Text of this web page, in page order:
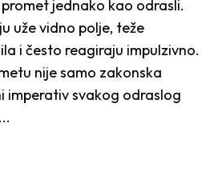
jednako kao odrasli.
uže vidno polje, teže
i često reagiraju impulzivno.
nije samo zakonska
imperativ svakog odraslog